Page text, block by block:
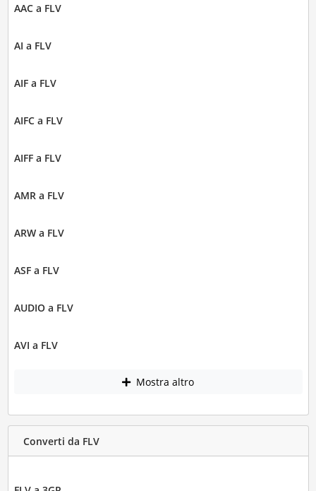
AAC a FLV
AI a FLV
AIF a FLV
AIFC a FLV
AIFF a FLV
AMR a FLV
ARW a FLV
ASF a FLV
AUDIO a FLV
AVI a FLV
Mostra altro
Converti da FLV